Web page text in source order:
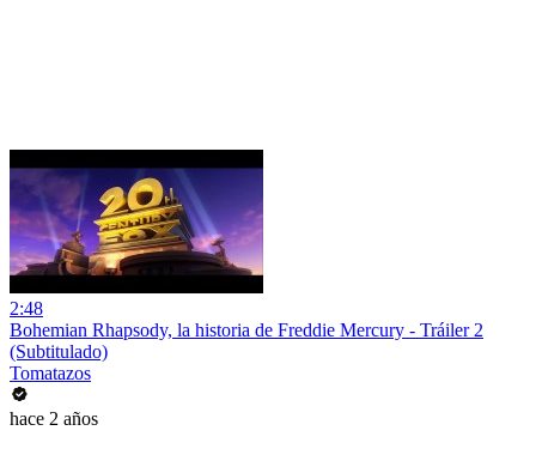
2:48
Bohemian Rhapsody, la historia de Freddie Mercury - Tráiler 2
(Subtitulado)
Tomatazos
hace 2 años